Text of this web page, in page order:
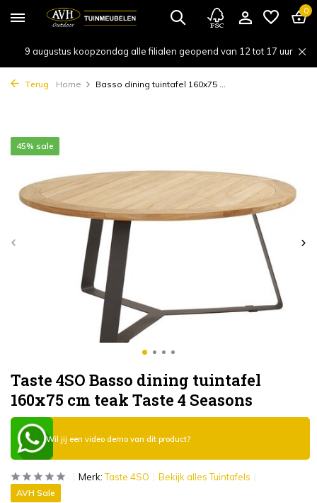
0
9 augustus koopzondag alle filialen geopend van 12 tot 17 uur
Terug Home Basso dining tuintafel 160x75 ...
Taste 4SO Basso dining tuintafel
160x75 cm teak Taste 4 Seasons
45% sale
Wil jij een video demo van dit product?
Merk:Taste 4SO Bekijk alles Tuintafels
AVH Sale